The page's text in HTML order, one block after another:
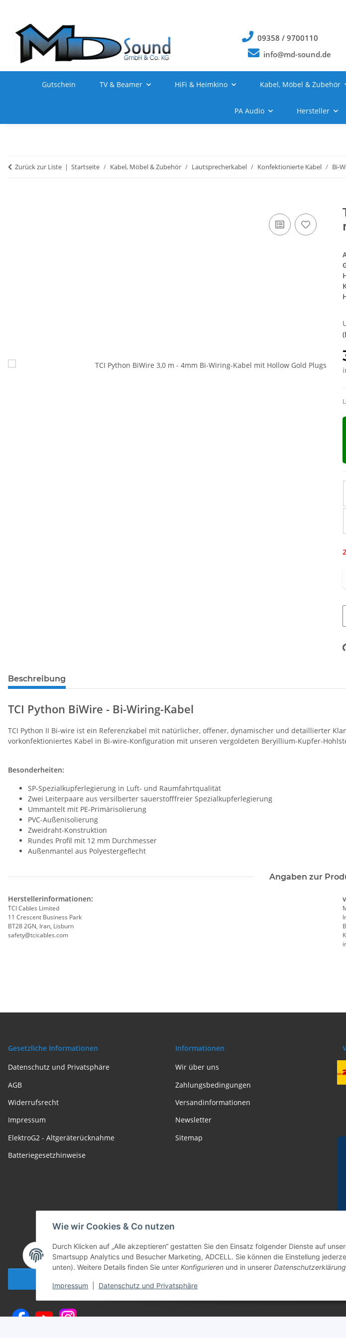
Wie wir Cookies & Co nutzen
Durch Klicken auf „Alle akzeptieren“ gestatten Sie den Einsatz folgender Dienste auf
Smartsupp Analytics und Besucher Marketing, ADCELL. Sie können die Einstellung
unten). Weitere Details finden Sie unter Konfigurieren und in unserer Datenschutzerklärung
Impressum Datenschutz und Privatsphäre
09358 / 9700110
info@md-sound.de
Gutschein TV & Beamer HiFi & Heimkino Kabel, Möbel & Zubehör
PA Audio Hersteller
Zurück zur Liste Startseite Kabel, Möbel & Zubehör Lautsprecherkabel Konfektionierte Kabel Bi-
Beschreibung
TCI Python BiWire - Bi-Wiring-Kabel
TCI Python II Bi-wire ist ein Referenzkabel mit natürlicher, offener, dynamischer und detaillierter
vorkonfektioniertes Kabel in Bi-wire-Konfiguration mit unseren vergoldeten Beryillium-Kupfer-
Besonderheiten:
SP-Spezialkupferlegierung in Luft- und Raumfahrtqualität
Zwei Leiterpaare aus versilberter sauerstofffreier Spezialkupferlegierung
Ummantelt mit PE-Primärisolierung
PVC-Außenisolierung
Zweidraht-Konstruktion
Rundes Profil mit 12 mm Durchmesser
Außenmantel aus Polyestergeflecht
Angaben zur
Herstellerinformationen:
TCI Cables Limited
11 Crescent Business Park
BT28 2GN, Iran, Lisburn
safety@tcicables.com
Gesetzliche Informationen
Datenschutz und Privatsphäre
AGB
Widerrufsrecht
Impressum
ElektroG2 - Altgeräterücknahme
Batteriegesetzhinweise
Informationen
Wir über uns
Zahlungsbedingungen
Versandinformationen
Newsletter
Sitemap
Vertrag widerrufen